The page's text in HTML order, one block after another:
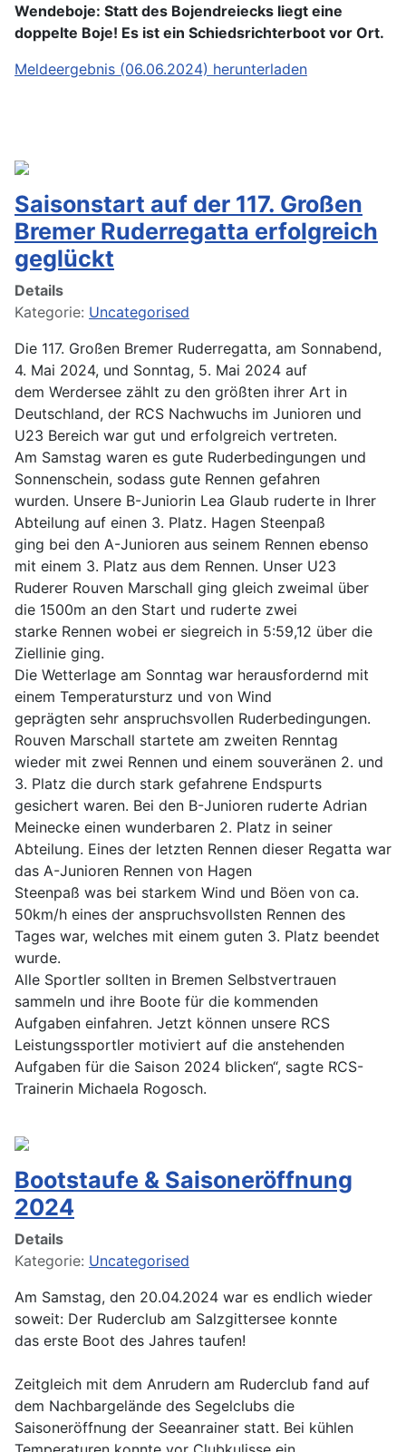
Wendeboje: Statt des Bojendreiecks liegt eine
doppelte Boje! Es ist ein Schiedsrichterboot vor Ort.
Meldeergebnis (06.06.2024) herunterladen
Saisonstart auf der 117. Großen
Bremer Ruderregatta erfolgreich
geglückt
Details
Kategorie: Uncategorised
Die 117. Großen Bremer Ruderregatta, am Sonnabend,
4. Mai 2024, und Sonntag, 5. Mai 2024 auf
dem Werdersee zählt zu den größten ihrer Art in
Deutschland, der RCS Nachwuchs im Junioren und
U23 Bereich war gut und erfolgreich vertreten.
Am Samstag waren es gute Ruderbedingungen und
Sonnenschein, sodass gute Rennen gefahren
wurden. Unsere B-Juniorin Lea Glaub ruderte in Ihrer
Abteilung auf einen 3. Platz. Hagen Steenpaß
ging bei den A-Junioren aus seinem Rennen ebenso
mit einem 3. Platz aus dem Rennen. Unser U23
Ruderer Rouven Marschall ging gleich zweimal über
die 1500m an den Start und ruderte zwei
starke Rennen wobei er siegreich in 5:59,12 über die
Ziellinie ging.
Die Wetterlage am Sonntag war herausfordernd mit
einem Temperatursturz und von Wind
geprägten sehr anspruchsvollen Ruderbedingungen.
Rouven Marschall startete am zweiten Renntag
wieder mit zwei Rennen und einem souveränen 2. und
3. Platz die durch stark gefahrene Endspurts
gesichert waren. Bei den B-Junioren ruderte Adrian
Meinecke einen wunderbaren 2. Platz in seiner
Abteilung. Eines der letzten Rennen dieser Regatta war
das A-Junioren Rennen von Hagen
Steenpaß was bei starkem Wind und Böen von ca.
50km/h eines der anspruchsvollsten Rennen des
Tages war, welches mit einem guten 3. Platz beendet
wurde.
Alle Sportler sollten in Bremen Selbstvertrauen
sammeln und ihre Boote für die kommenden
Aufgaben einfahren. Jetzt können unsere RCS
Leistungssportler motiviert auf die anstehenden
Aufgaben für die Saison 2024 blicken“, sagte RCS-
Trainerin Michaela Rogosch.
Bootstaufe & Saisoneröffnung
2024
Details
Kategorie: Uncategorised
Am Samstag, den 20.04.2024 war es endlich wieder
soweit: Der Ruderclub am Salzgittersee konnte
das erste Boot des Jahres taufen!
Zeitgleich mit dem Anrudern am Ruderclub fand auf
dem Nachbargelände des Segelclubs die
Saisoneröffnung der Seeanrainer statt. Bei kühlen